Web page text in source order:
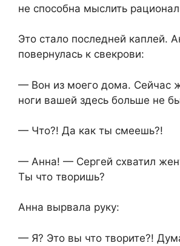
не способна мыслить
Это стало последней каплей.
повернулась к свекрови:
— Вон из моего дома. Сейчас
ноги вашей здесь больше не
— Что?! Да как ты смеешь?!
— Анна! — Сергей схватил
Ты что творишь?
Анна вырвала руку:
— Я? Это вы что творите?!